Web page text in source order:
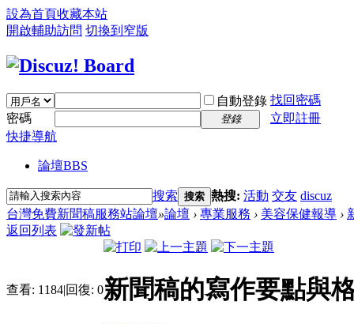
設為首頁收藏本站
開啟輔助訪問 切換到窄版
自動登錄 找回密碼
密碼
登錄
立即註冊
快捷導航
論壇BBS
搜索 搜索 熱搜: 活動 交友 discuz
台灣免費新聞稿服務站論壇»論壇 › 專業服務 › 美容保健報導 ›
返回列表
查看: 1184|回復: 0新聞稿的寫作要點與